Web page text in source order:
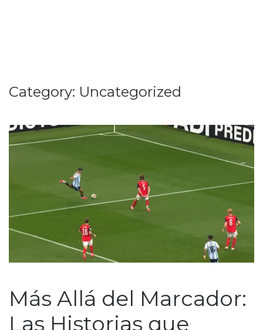
Category: Uncategorized
Más Allá del Marcador:
Las Historias que